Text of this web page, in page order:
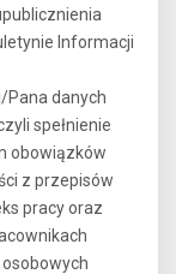
Informacji
Pana danych
spełnienie
obowiązków
z przepisów
pracy oraz